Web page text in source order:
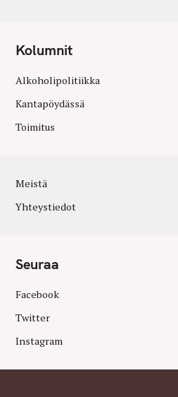
Kolumnit
Alkoholipolitiikka
Kantapöydässä
Toimitus
Meistä
Yhteystiedot
Seuraa
Facebook
Twitter
Instagram